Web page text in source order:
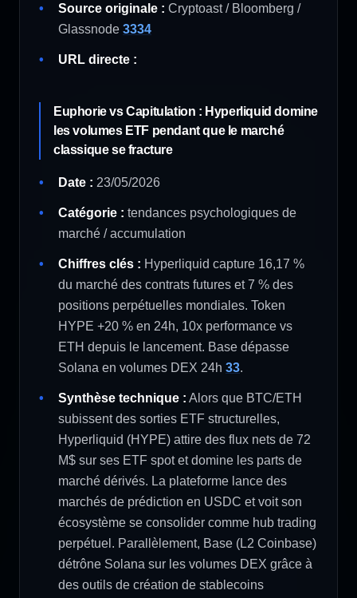
Source originale : Cryptoast / Bloomberg /
Glassnode 3334
URL directe :
Euphorie vs Capitulation : Hyperliquid domine
les volumes ETF pendant que le marché
classique se fracture
Date : 23/05/2026
Catégorie : tendances psychologiques de
marché / accumulation
Chiffres clés : Hyperliquid capture 16,17 %
du marché des contrats futures et 7 % des
positions perpétuelles mondiales. Token
HYPE +20 % en 24h, 10x performance vs
ETH depuis le lancement. Base dépasse
Solana en volumes DEX 24h 33.
Synthèse technique : Alors que BTC/ETH
subissent des sorties ETF structurelles,
Hyperliquid (HYPE) attire des flux nets de 72
M$ sur ses ETF spot et domine les parts de
marché dérivés. La plateforme lance des
marchés de prédiction en USDC et voit son
écosystème se consolider comme hub trading
perpétuel. Parallèlement, Base (L2 Coinbase)
détrône Solana sur les volumes DEX grâce à
des outils de création de stablecoins